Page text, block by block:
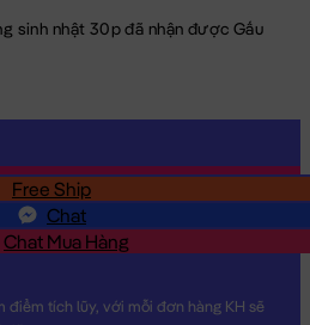
sinh nhật 30p đã nhận được Gấu
Free Ship
Chat
Chat Mua Hàng
điểm tích lũy, với mỗi đơn hàng KH sẽ